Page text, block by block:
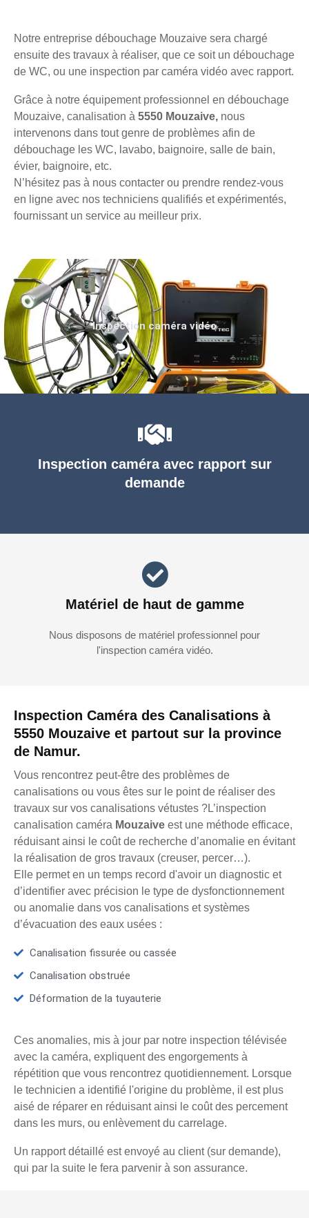
Notre entreprise débouchage Mouzaive sera chargé
ensuite des travaux à réaliser, que ce soit un débouchage
de WC, ou une inspection par caméra vidéo avec rapport.
Grâce à notre équipement professionnel en débouchage
Mouzaive, canalisation à 5550 Mouzaive, nous
intervenons dans tout genre de problèmes afin de
débouchage les WC, lavabo, baignoire, salle de bain,
évier, baignoire, etc.
N’hésitez pas à nous contacter ou prendre rendez-vous
en ligne avec nos techniciens qualifiés et expérimentés,
fournissant un service au meilleur prix.
Inspection Caméra des Canalisations à
5550 Mouzaive et partout sur la province
de Namur.
Vous rencontrez peut-être des problèmes de
canalisations ou vous êtes sur le point de réaliser des
travaux sur vos canalisations vétustes ?L’inspection
canalisation caméra Mouzaive est une méthode efficace,
réduisant ainsi le coût de recherche d’anomalie en évitant
la réalisation de gros travaux (creuser, percer…).
Elle permet en un temps record d'avoir un diagnostic et
d’identifier avec précision le type de dysfonctionnement
ou anomalie dans vos canalisations et systèmes
d’évacuation des eaux usées :
Canalisation fissurée ou cassée
Canalisation obstruée
Déformation de la tuyauterie
Ces anomalies, mis à jour par notre inspection télévisée
avec la caméra, expliquent des engorgements à
répétition que vous rencontrez quotidiennement. Lorsque
le technicien a identifié l'origine du problème, il est plus
aisé de réparer en réduisant ainsi le coût des percement
dans les murs, ou enlèvement du carrelage.
Un rapport détaillé est envoyé au client (sur demande),
qui par la suite le fera parvenir à son assurance.
Inspection caméra avec rapport sur
demande
Matériel de haut de gamme
Nous disposons de matériel professionnel pour
l'inspection caméra vidéo.
Inspection caméra vidéo